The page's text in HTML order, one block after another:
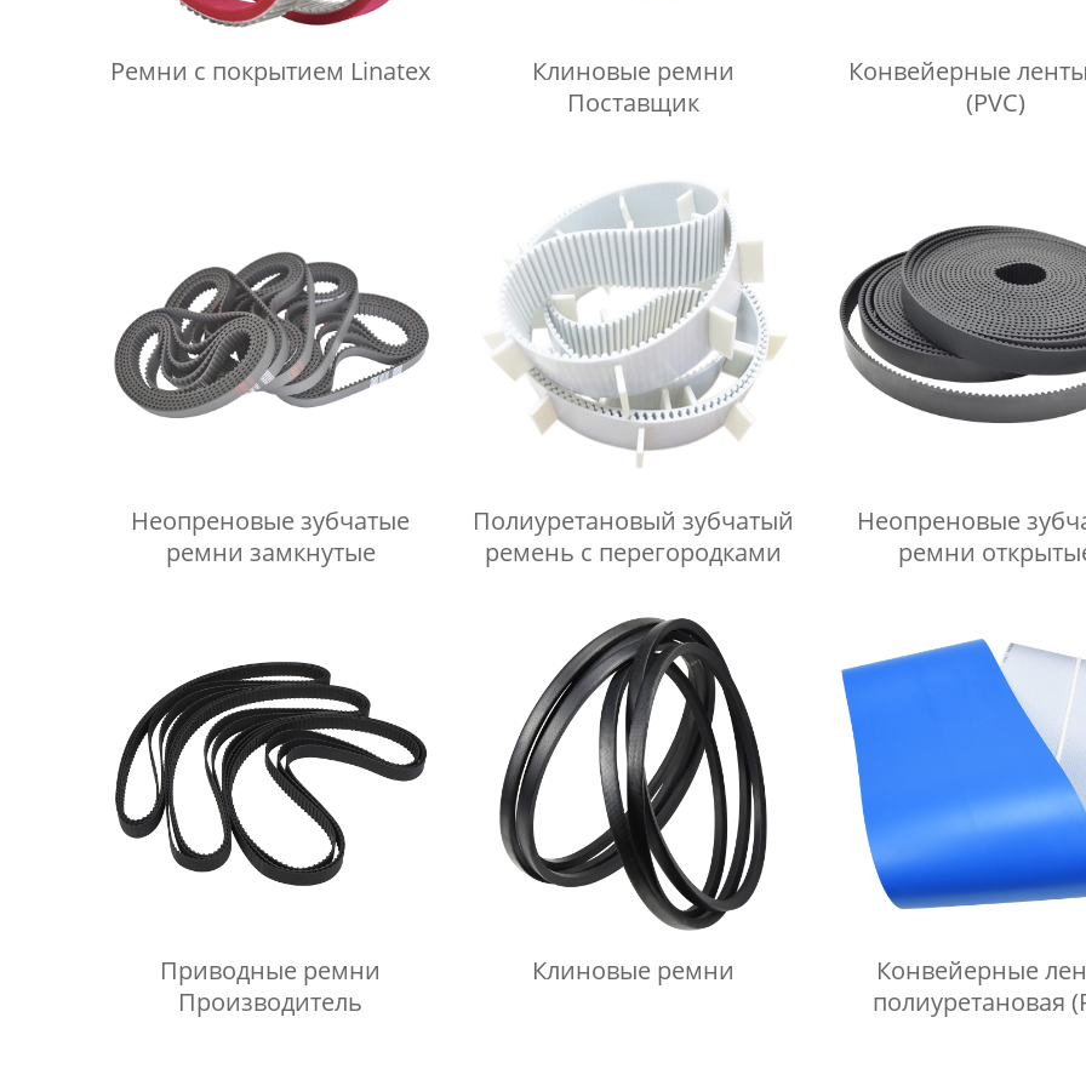
Ремни с покрытием Linatex
Клиновые ремни
Поставщик
Конвейерные
(PVC)
Неопреновые зубчатые
ремни замкнутые
Полиуретановый зубчатый
ремень с перегородками
Неопреновые
ремни
Приводные ремни
Производитель
Клиновые ремни
Конвейерные
полиуретановая